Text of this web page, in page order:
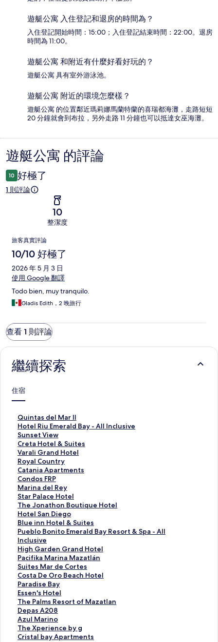
遊艇公寓 入住登記和退房的時間為？
入住登記開始時間：15:00；入住登記結束時間：22:00。退房
時間為 11:00。
遊艇公寓 和附近有什麼好看好玩的？
遊艇公寓 具有室外游泳池。
遊艇公寓 附近的環境怎麼樣？
遊艇公寓 的位置鄰近瑪莉娜馬蘭特蘭的喜瑞都海灘，走路短短
20 分鐘就會到布拉，另外走路 11 分鐘也可以抵達女巫海灘。
評
論
遊艇公寓 的評論
10 好極了
1 則評論
10
整潔度
評
論
旅客真實評論
10/10 好極了
2026 年 5 月 3 日
使用 Google 翻譯
Todo bien, muy tranquilo.
Gladis Edith，2 晚旅行
查看 1 則評論
繼續探索
住宿
Quintas del Mar II
Q
u
i
n
t
a
s
d
e
l
M
a
r
I
I
的
連
結
Hotel Riu Emerald Bay - All Inclusive
H
o
t
e
l
R
i
u
E
m
e
r
a
l
d
B
a
y
-
A
l
l
I
n
c
Sunset View
S
u
n
s
e
t
V
i
e
w
的
連
結
Creta Hotel & Suites
C
r
e
t
a
H
o
t
e
l
&
S
u
i
t
e
s
的
連
結
Varali Grand Hotel
V
a
r
a
l
i
G
r
a
n
d
H
o
t
e
l
的
連
結
Royal Country
R
o
y
a
l
C
o
u
n
t
r
y
的
連
結
Catania Apartments
C
a
t
a
n
i
a
A
p
a
r
t
m
e
n
t
s
的
連
結
Condos FRP
C
o
n
d
o
s
F
R
P
的
連
結
Marina del Rey
M
a
r
i
n
a
d
e
l
R
e
y
的
連
結
Star Palace Hotel
S
t
a
r
P
a
l
a
c
e
H
o
t
e
l
的
連
The Jonathon Boutique Hotel
T
h
e
J
o
n
a
t
h
o
n
B
o
u
t
i
Hotel San Diego
H
o
t
e
l
S
a
n
D
i
e
g
o
的
連
Blue inn Hotel & Suites
B
l
u
e
i
n
n
H
o
t
e
l
&
S
Pueblo Bonito Emerald Bay Resort & Spa - All
Inclusive
P
u
e
b
l
o
B
o
n
i
t
o
E
High Garden Grand Hotel
H
i
g
h
G
a
r
d
e
n
G
Pacifika Marina Mazatlán
P
a
c
i
f
i
k
a
M
a
Suites Mar de Cortes
S
u
i
t
e
s
M
a
r
Costa De Oro Beach Hotel
C
o
s
t
a
D
e
O
Paradise Bay
P
a
r
a
d
i
s
Essen's Hotel
E
s
s
e
n
'
The Palms Resort of Mazatlan
T
h
e
P
a
Depas A208
D
e
p
a
Azul Marino
A
z
u
The Xperience by g
T
h
Cristal bay Apartments
C